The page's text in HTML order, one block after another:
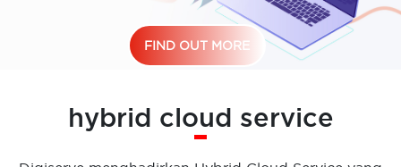
FIND OUT MORE
hybrid cloud service